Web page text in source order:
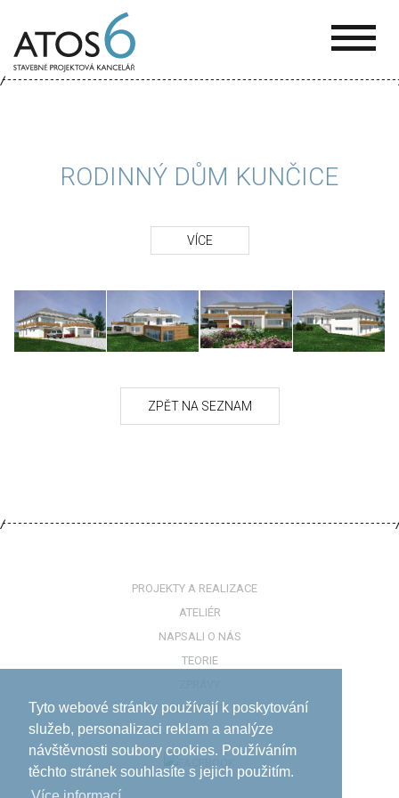
Tyto webové stránky používají k poskytování
služeb, personalizaci reklam a analýze
návštěvnosti soubory cookies. Používáním
těchto stránek souhlasíte s jejich použitím.
6
RODINNÝ DŮM KUNČICE
VÍCE
PROJEKTY A REALIZACE
ATELIÉR
NAPSALI O NÁS
TEORIE
KONTAKTY